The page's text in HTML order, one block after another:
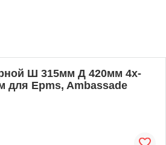
Ш 315мм Д 420мм 4х-
для Epms, Ambassade